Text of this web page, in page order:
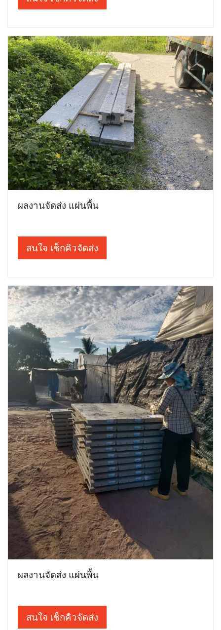
ผลงานจัดส่ง แผ่นพื้น
สนใจ เช็กคิวจัดส่ง
ผลงานจัดส่ง แผ่นพื้น
สนใจ เช็กคิวจัดส่ง